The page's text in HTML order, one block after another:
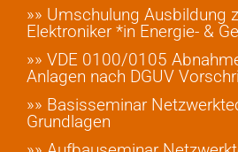
»» Umschulung Ausbildung
Elektroniker *in Energie- &
»» VDE 0100/0105
Anlagen nach DGUV
»» Basisseminar
Grundlagen